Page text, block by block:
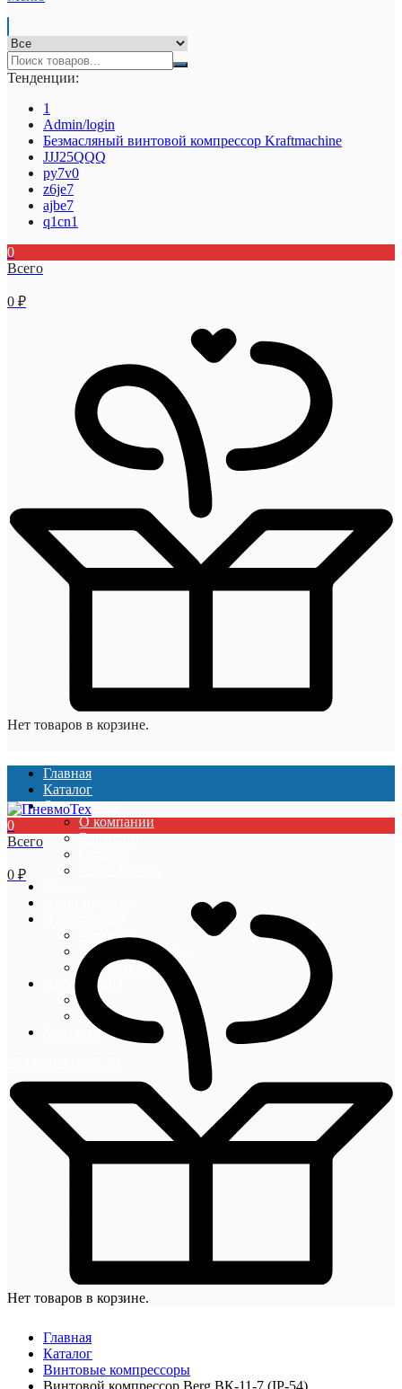
Тенденции:
1
Admin/login
Безмасляный винтовой компрессор Kraftmaсhine
JJJ25QQQ
py7v0
z6je7
ajbe7
q1cn1
0
Всего
0 ₽
Нет товаров в корзине.
Главная
Каталог
О компании
О компании
Вакансии
Гарантии
Оплата и доставка
Акции и скидки
Информация
Блог
Новости
Контакты
0
Всего
0 ₽
Нет товаров в корзине.
Главная
Каталог
Винтовые компрессоры